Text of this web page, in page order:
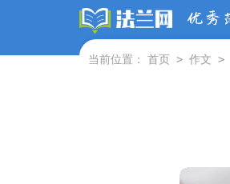
当前位置： 首页 > 作文 >